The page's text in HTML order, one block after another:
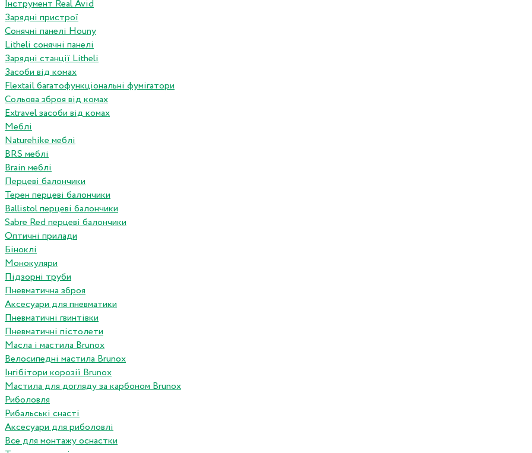
Інструмент Real Avid
Зарядні пристрої
Сонячні панелі Houny
Litheli сонячні панелі
Зарядні станції Litheli
Засоби від комах
Flextail багатофункціональні фумігатори
Сольова зброя від комах
Extravel засоби від комах
Меблі
Naturehike меблі
BRS меблі
Brain меблі
Перцеві балончики
Терен перцеві балончики
Ballistol перцеві балончики
Sabre Red перцеві балончики
Оптичні прилади
Біноклі
Монокуляри
Підзорні труби
Пневматична зброя
Аксесуари для пневматики
Пневматичні гвинтівки
Пневматичні пістолети
Масла і мастила Brunox
Велосипедні мастила Brunox
Інгібітори корозії Brunox
Мастила для догляду за карбоном Brunox
Риболовля
Рибальські снасті
Аксесуари для риболовлі
Все для монтажу оснастки